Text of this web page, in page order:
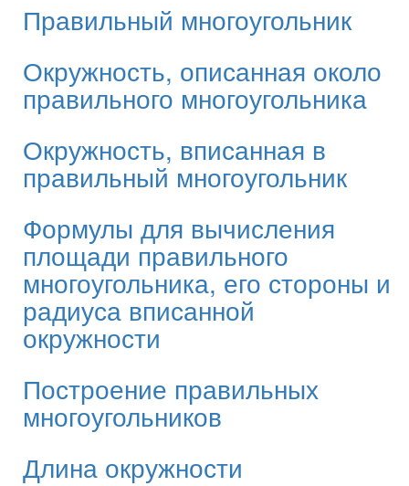
Правильный многоугольник
Окружность, описанная около
правильного многоугольника
Окружность, вписанная в
правильный многоугольник
Формулы для вычисления
площади правильного
многоугольника, его стороны и
радиуса вписанной
окружности
Построение правильных
многоугольников
Длина окружности